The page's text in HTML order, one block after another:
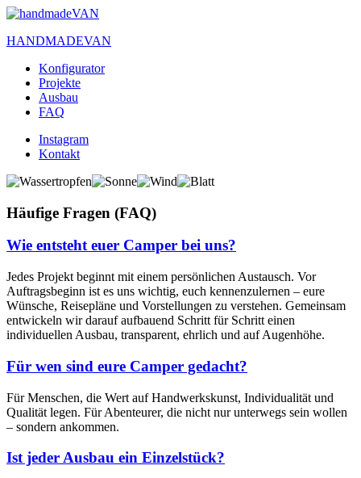
HANDMADEVAN
Konfigurator
Projekte
Ausbau
FAQ
Instagram
Kontakt
Häufige Fragen (FAQ)
Wie entsteht euer Camper bei uns?
Jedes Projekt beginnt mit einem persönlichen Austausch. Vor
Auftragsbeginn ist es uns wichtig, euch kennenzulernen – eure
Wünsche, Reisepläne und Vorstellungen zu verstehen. Gemeinsam
entwickeln wir darauf aufbauend Schritt für Schritt einen
individuellen Ausbau, transparent, ehrlich und auf Augenhöhe.
Für wen sind eure Camper gedacht?
Für Menschen, die Wert auf Handwerkskunst, Individualität und
Qualität legen. Für Abenteurer, die nicht nur unterwegs sein wollen
– sondern ankommen.
Ist jeder Ausbau ein Einzelstück?